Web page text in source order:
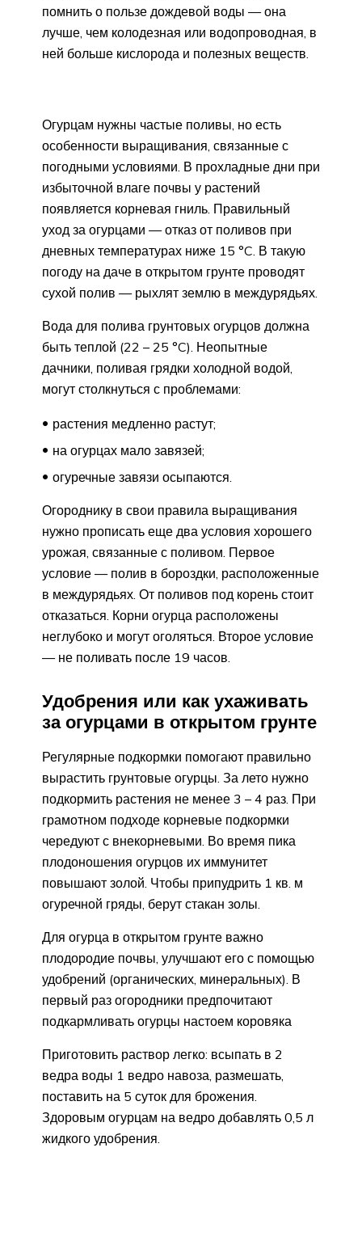
помнить о пользе дождевой воды — она
лучше, чем колодезная или водопроводная, в
ней больше кислорода и полезных веществ.
Огурцам нужны частые поливы, но есть
особенности выращивания, связанные с
погодными условиями. В прохладные дни при
избыточной влаге почвы у растений
появляется корневая гниль. Правильный
уход за огурцами — отказ от поливов при
дневных температурах ниже 15 °C. В такую
погоду на даче в открытом грунте проводят
сухой полив — рыхлят землю в междурядьях.
Вода для полива грунтовых огурцов должна
быть теплой (22 – 25 °C). Неопытные
дачники, поливая грядки холодной водой,
могут столкнуться с проблемами:
растения медленно растут;
на огурцах мало завязей;
огуречные завязи осыпаются.
Огороднику в свои правила выращивания
нужно прописать еще два условия хорошего
урожая, связанные с поливом. Первое
условие — полив в бороздки, расположенные
в междурядьях. От поливов под корень стоит
отказаться. Корни огурца расположены
неглубоко и могут оголяться. Второе условие
— не поливать после 19 часов.
Удобрения или как ухаживать
за огурцами в открытом грунте
Регулярные подкормки помогают правильно
вырастить грунтовые огурцы. За лето нужно
подкормить растения не менее 3 – 4 раз. При
грамотном подходе корневые подкормки
чередуют с внекорневыми. Во время пика
плодоношения огурцов их иммунитет
повышают золой. Чтобы припудрить 1 кв. м
огуречной гряды, берут стакан золы.
Для огурца в открытом грунте важно
плодородие почвы, улучшают его с помощью
удобрений (органических, минеральных). В
первый раз огородники предпочитают
подкармливать огурцы настоем коровяка
Приготовить раствор легко: всыпать в 2
ведра воды 1 ведро навоза, размешать,
поставить на 5 суток для брожения.
Здоровым огурцам на ведро добавлять 0,5 л
жидкого удобрения.